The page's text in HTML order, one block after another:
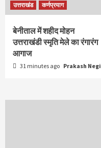
उत्तराखंड कर्णप्रयाग
बेनीताल में शहीद मोहन
उत्तराखंडी स्मृति मेले का रंगारंग
आगाज
31 minutes ago Prakash Negi